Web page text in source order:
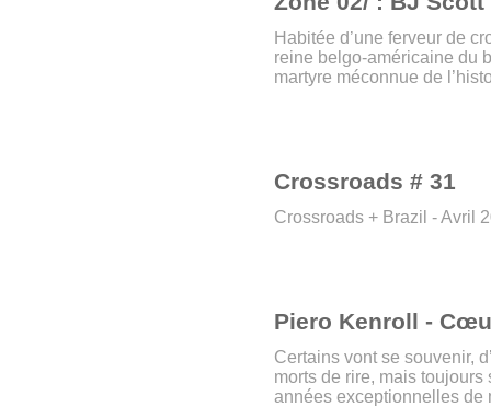
Habitée d’une ferveur de
reine belgo-américaine du
martyre méconnue de
Crossroads # 31
Crossroads + Brazil - Avril
Piero Kenroll -
Certains vont se souvenir,
morts de rire, mais
années exceptionnelles de